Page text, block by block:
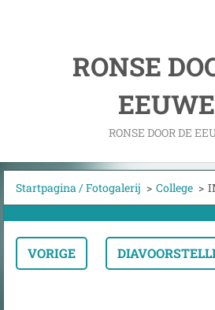
RONSE
RONSE DOOR DE
Startpagina / Fotogalerij > College >
VORIGE